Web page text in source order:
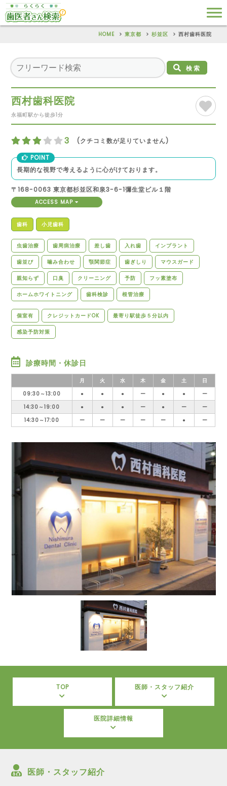
HOME 東京都 杉並区 西村歯科医院
検索
西村歯科医院
永福町駅から徒歩1分
3
(クチコミ数が足りていません)
POINT
長期的な視野で考えるように心がけております。
〒168-0063 東京都杉並区和泉3-6-1彌生堂ビル１階
ACCESS MAP
歯科 小児歯科
虫歯治療 歯周病治療 差し歯 入れ歯 インプラント
歯並び 噛み合わせ 顎関節症 歯ぎしり マウスガード
親知らず 口臭 クリーニング 予防 フッ素塗布
ホームホワイトニング 歯科検診 根管治療
個室有 クレジットカードOK 最寄り駅徒歩５分以内
感染予防対策
診療時間・休診日
月 火 水 木 金 土
日
09:30～13:00
● ● ● ー ● ●
ー
14:30～19:00
● ● ● ー ● ー
ー
14:30～17:00
ー ー ー ー ー ● ー
TOP 医師・スタッフ紹介
医院詳細情報
医師・スタッフ紹介